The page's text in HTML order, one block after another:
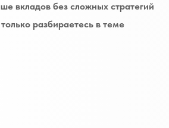
вкладов без сложных стратегий
разбираетесь в теме